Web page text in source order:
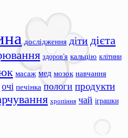
дослідження діти дієта
здоров'я кальцію клітини
масаж мед мозок навчання
очі печінка пологи продукти
хропіння чай іграшки